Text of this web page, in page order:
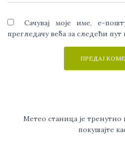
Сачувај моје име, е-
прегледачу веба за следећи
Метео станица је
покушајте